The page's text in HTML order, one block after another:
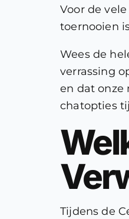
Voor de
toernooien
Wees de
verrassing
en dat onze
chatopties
Tijdens de